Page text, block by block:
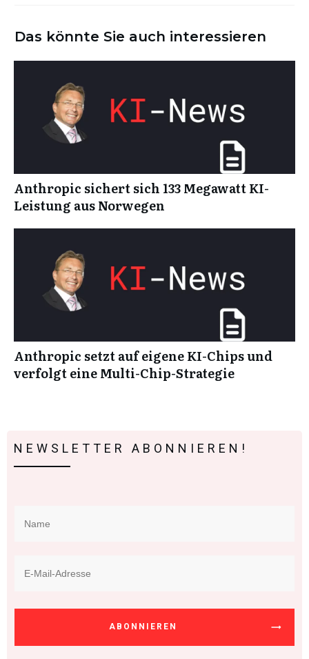
Das könnte Sie auch interessieren
Anthropic sichert sich 133 Megawatt KI-
Leistung aus Norwegen
Anthropic setzt auf eigene KI-Chips und
verfolgt eine Multi-Chip-Strategie
NEWSLETTER ABONNIEREN!
ABONNIEREN